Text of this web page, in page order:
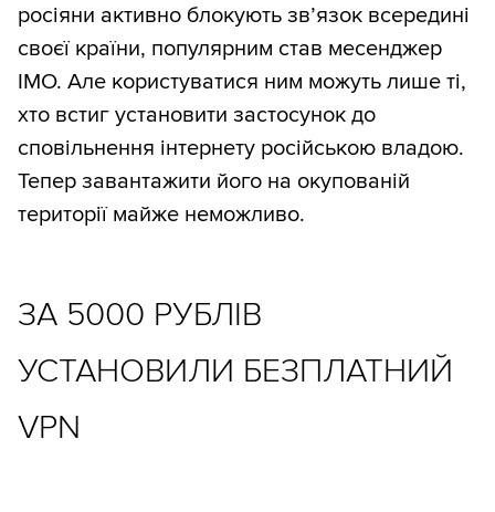
росіяни активно блокують зв’язок всередині
своєї країни, популярним став месенджер
IMO. Але користуватися ним можуть лише ті,
хто встиг установити застосунок до
сповільнення інтернету російською владою.
Тепер завантажити його на окупованій
території майже неможливо.
ЗА 5000 РУБЛІВ
УСТАНОВИЛИ БЕЗПЛАТНИЙ
VPN